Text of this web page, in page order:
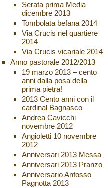
Serata prima Media
dicembre 2013
Tombolata befana 2014
Via Crucis nel quartiere
2014
Via Crucis vicariale 2014
Anno pastorale 2012/2013
19 marzo 2013 – cento
anni dalla posa della
prima pietra!
2013 Cento anni con il
cardinal Bagnasco
Andrea Cavicchi
novembre 2012
Angioletti 10 novembre
2012
Anniversari 2013 Messa
Anniversari 2013 Pranzo
Anniversario Anfosso
Pagnotta 2013